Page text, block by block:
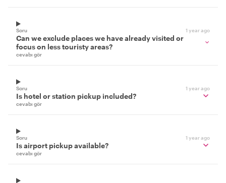
Soru 1 year ago
Can we exclude places we have already visited or
focus on less touristy areas?
cevabı gör
Soru 1 year ago
Is hotel or station pickup included?
cevabı gör
Soru 1 year ago
Is airport pickup available?
cevabı gör